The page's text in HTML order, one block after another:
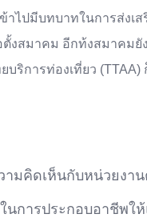
ปมีบทบาทในการส่งเ
งสมาคม อีกท้งสมาค
ริการท่องเที่ยว
มคิดเห็นกับหน่วยงาน
นการประกอบอาชีพใ